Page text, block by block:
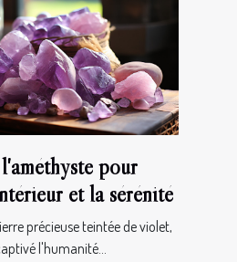
pour
et la sérénité
précieuse teintée de violet,
l'humanité...